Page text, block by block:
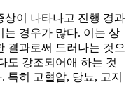
상이 나타나고 진행 경과
는 경우가 많다. 이는 상
결과로써 드러나는 것으
도 강조되어애 하는 것
특히 고혈압, 당뇨, 고지